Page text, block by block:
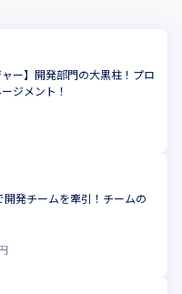
ー】開発部門の大黒柱！プロ
ジメント！
開発チームを牽引！チームの